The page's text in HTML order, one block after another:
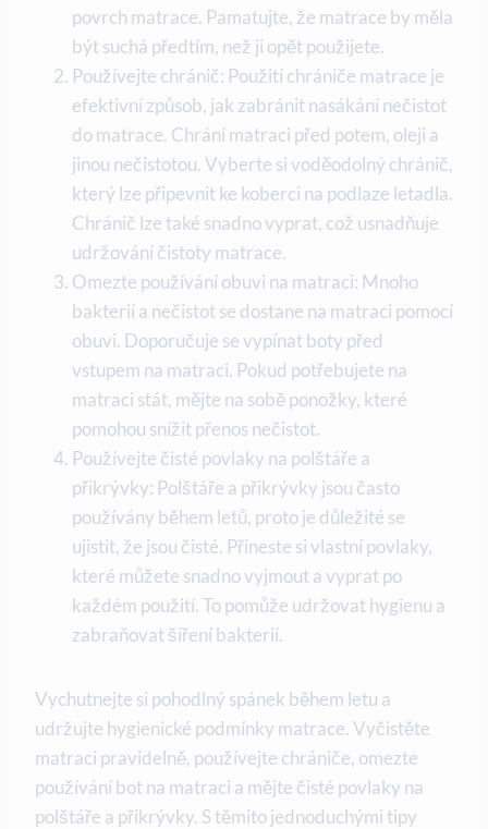
povrch matrace. Pamatujte, že matrace by měla
být suchá předtím, než ji opět použijete.
Používejte chránič: Použití chrániče matrace je
efektivní způsob, jak zabránit nasákání nečistot
do matrace. Chrání matraci před potem, oleji a
jinou nečistotou. Vyberte si voděodolný chránič,
který lze připevnit ke koberci na podlaze letadla.
Chránič lze také snadno vyprat, což usnadňuje
udržování čistoty matrace.
Omezte používání obuvi na matraci: Mnoho
bakterií a nečistot se dostane na matraci pomocí
obuvi. Doporučuje se vypínat boty před
vstupem na matraci. Pokud potřebujete na
matraci stát, mějte na sobě ponožky, které
pomohou snížit přenos nečistot.
Používejte čisté povlaky na polštáře a
přikrývky: Polštáře a přikrývky jsou často
používány během letů, proto je důležité se
ujistit, že jsou čisté. Přineste si vlastní povlaky,
které můžete snadno vyjmout a vyprat po
každém použití. To pomůže udržovat hygienu a
zabraňovat šíření bakterií.
Vychutnejte si pohodlný spánek během letu a
udržujte hygienické podmínky matrace. Vyčistěte
matraci pravidelně, používejte chrániče, omezte
používání bot na matraci a mějte čisté povlaky na
polštáře a přikrývky. S těmito jednoduchými tipy